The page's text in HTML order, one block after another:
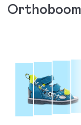
Orthoboom